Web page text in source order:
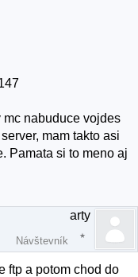
mc nabuduce vojdes
mam takto asi
Pamata si to meno aj
arty
Návštevník
ftp a potom chod do